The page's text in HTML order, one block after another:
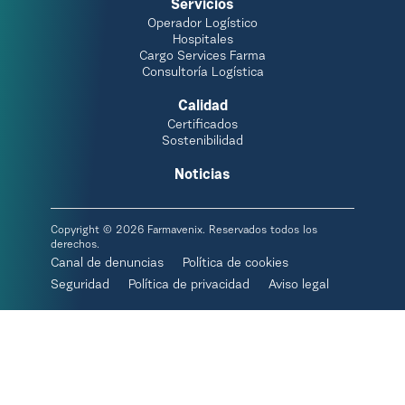
Servicios
Operador Logístico
Hospitales
Cargo Services Farma
Consultoría Logística
Calidad
Certificados
Sostenibilidad
Noticias
Copyright © 2026 Farmavenix. Reservados todos los
derechos.
Canal de denuncias
Política de cookies
Seguridad
Política de privacidad Aviso legal